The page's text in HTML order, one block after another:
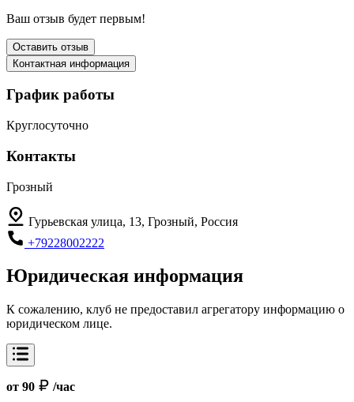
Ваш отзыв будет первым!
Оставить отзыв
Контактная информация
График работы
Круглосуточно
Контакты
Грозный
Гурьевская улица, 13, Грозный, Россия
+79228002222
Юридическая информация
К сожалению, клуб не предоставил агрегатору информацию о
юридическом лице.
от 90 /час